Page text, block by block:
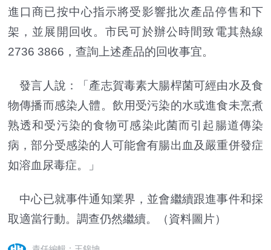
進口商已按中心指示將受影響批次產品停售和下
架，並展開回收。市民可於辦公時間致電其熱線
2736 3866，查詢上述產品的回收事宜。
發言人說：「產志賀毒素大腸桿菌可經由水及食
物傳播而感染人體。飲用受污染的水或進食未烹煮
熟透和受污染的食物可感染此菌而引起腸道傳染
病，部分受感染的人可能會有腸出血及嚴重併發症
如溶血尿毒症。」
中心已就事件通知業界，並會繼續跟進事件和採
取適當行動。調查仍然繼續。
（資料圖片）